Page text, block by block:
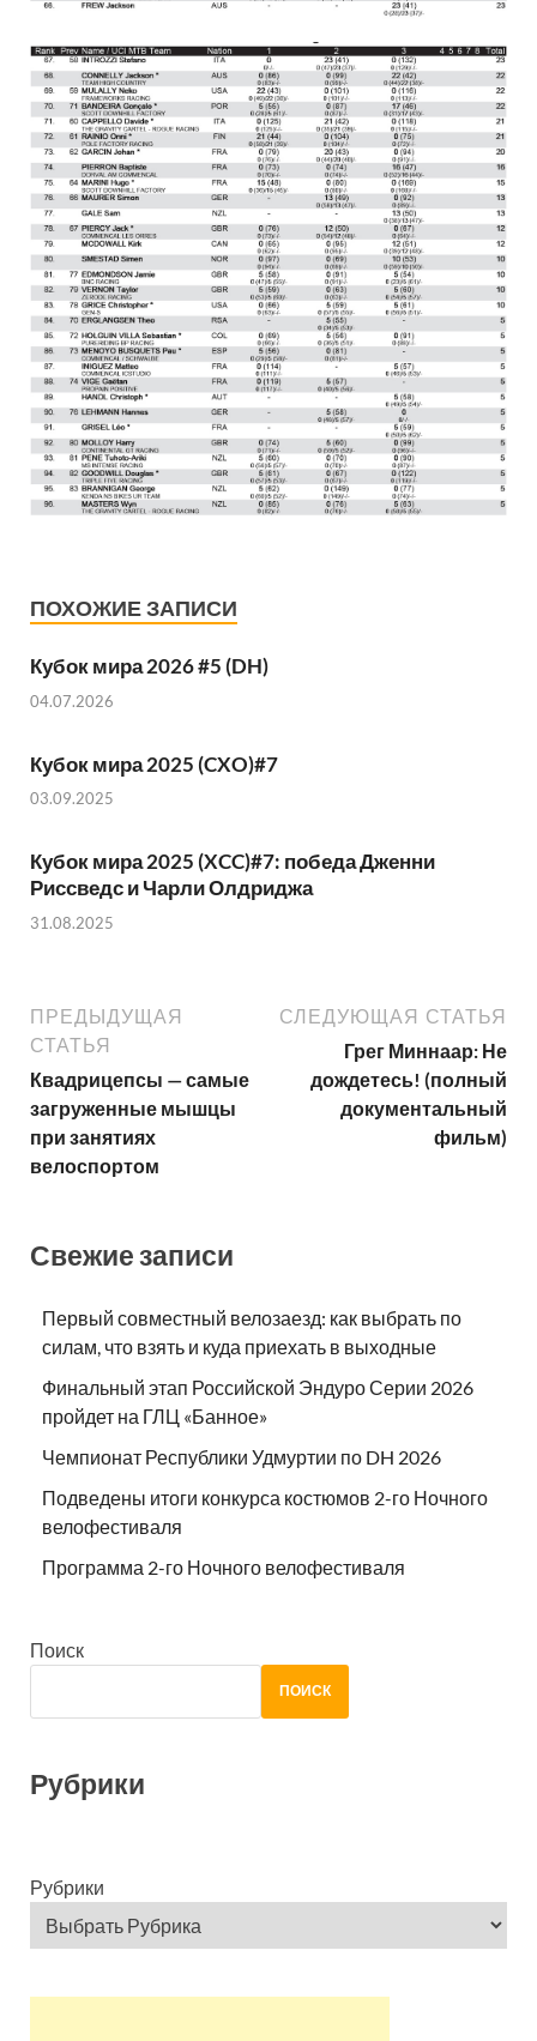
ПОХОЖИЕ ЗАПИСИ
Кубок мира 2026 #5 (DH)
04.07.2026
Кубок мира 2025 (CXO)#7
03.09.2025
Кубок мира 2025 (XCC)#7: победа Дженни
Риссведс и Чарли Олдриджа
31.08.2025
ПРЕДЫДУЩАЯ
СТАТЬЯ
Квадрицепсы — самые
загруженные мышцы
при занятиях
велоспортом
СЛЕДУЮЩАЯ СТАТЬЯ
Грег Миннаар: Не
дождетесь! (полный
документальный
фильм)
Свежие записи
Первый совместный велозаезд: как выбрать по
силам, что взять и куда приехать в выходные
Финальный этап Российской Эндуро Серии 2026
пройдет на ГЛЦ «Банное»
Чемпионат Республики Удмуртии по DH 2026
Подведены итоги конкурса костюмов 2-го Ночного
велофестиваля
Программа 2-го Ночного велофестиваля
Поиск
ПОИСК
Рубрики
Рубрики